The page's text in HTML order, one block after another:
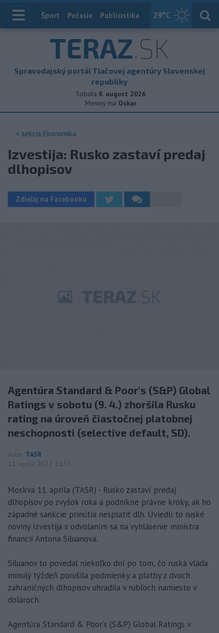
29°C
Index
Šport Počasie Publicistika Slovensko
TERAZ.SK
Spravodajský portál Tlačovej agentúry Slovenskej
republiky
Sobota 8. august 2026
Meniny má Oskar
< sekcia Ekonomika
Izvestija: Rusko zastaví predaj
dlhopisov
Zdieľaj na Facebooku
Agentúra Standard & Poor's (S&P) Global
Ratings v sobotu (9. 4.) zhoršila Rusku
rating na úroveň čiastočnej platobnej
neschopnosti (selective default, SD).
Autor TASR
11. apríla 2022 11:53
Moskva 11. apríla (TASR) - Rusko zastaví predaj
dlhopisov po zvyšok roka a podnikne právne kroky, ak ho
západné sankcie prinútia nesplatiť dlh. Uviedli to ruské
noviny Izvestija s odvolaním sa na vyhlásenie ministra
financií Antona Siluanova.
Siluanov to povedal niekoľko dní po tom, čo ruská vláda
minulý týždeň porušila podmienky a platby z dvoch
zahraničných dlhopisov uhradila v rubľoch namiesto v
dolároch.
Agentúra Standard & Poor's (S&P) Global Ratings v